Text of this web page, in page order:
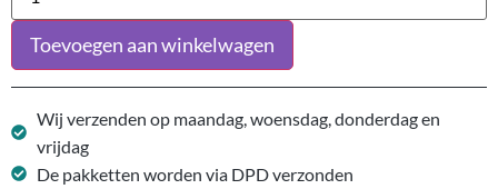
Toevoegen aan winkelwagen
Wij verzenden op maandag, woensdag, donderdag en
vrijdag
De pakketten worden via DPD verzonden